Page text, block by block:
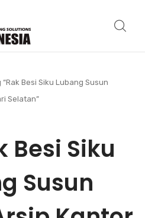
Besi Siku Lubang Susun
Selatan”
Besi Siku
Susun